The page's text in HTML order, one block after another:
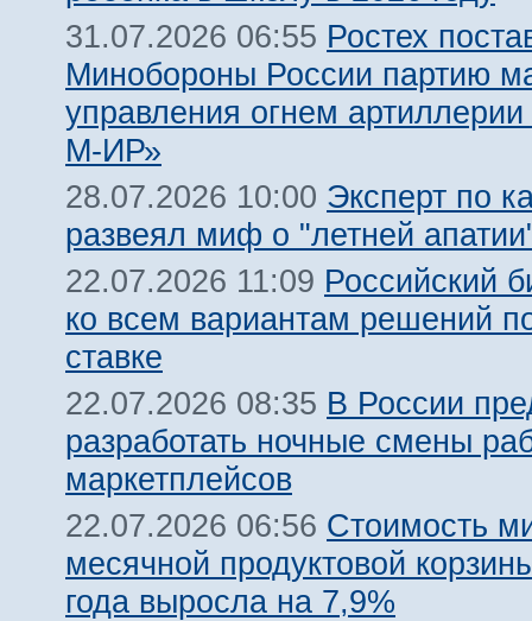
31.07.2026 06:55 Ростех
Минобороны России партию
управления огнем
М-ИР»
28.07.2026 10:00 Эксперт по
развеял миф о "летней
22.07.2026 11:09 Российский
ко всем вариантам решений
ставке
22.07.2026 08:35 В России
разработать ночные смены
маркетплейсов
22.07.2026 06:56 Стоимость
месячной продуктовой
года выросла на 7,9%